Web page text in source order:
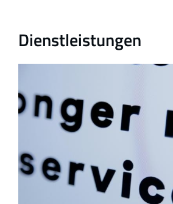
Dienstleistungen